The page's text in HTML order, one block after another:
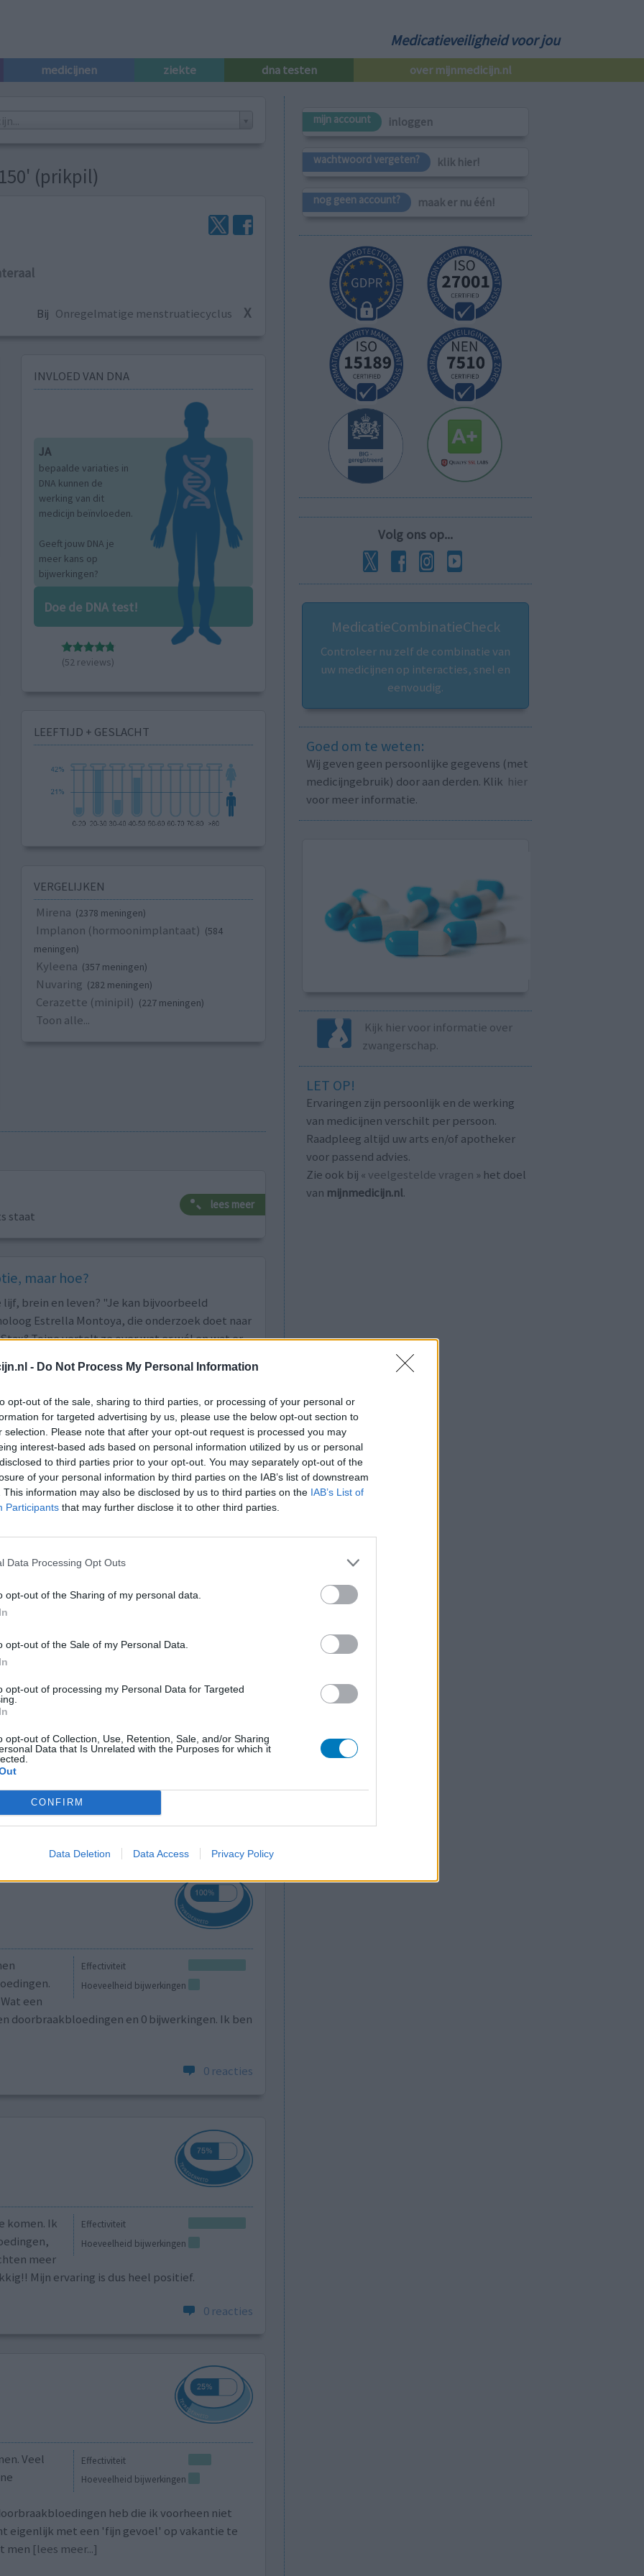
- Do Not Process My Personal Information
opt-out of the sale, sharing to third parties, or processing of your personal or
for targeted advertising by us, please use the below opt-out section to
selection. Please note that after your opt-out request is processed you may
interest-based ads based on personal information utilized by us or personal
to third parties prior to your opt-out. You may separately opt-out of the
of your personal information by third parties on the IAB’s list of downstream
This information may also be disclosed by us to third parties on the IAB’s List of
Participants that may further disclose it to other third parties.
Data Processing Opt Outs
opt-out of the Sharing of my personal data.
opt-out of the Sale of my Personal Data.
opt-out of processing my Personal Data for Targeted
opt-out of Collection, Use, Retention, Sale, and/or Sharing
Data that Is Unrelated with the Purposes for which it
CONFIRM
Data Deletion Data Access Privacy Policy
Medicatieveiligheid voor jou
medicijnen ziekte dna testen over mijnmedicijn.nl
(prikpil)
Bij Onregelmatige menstruatiecyclus X
INVLOED VAN DNA
JA
bepaalde variaties in
DNA kunnen de
werking van dit
medicijn beïnvloeden.
Geeft jouw DNA je
meer kans op
bijwerkingen?
Doe de DNA test!
(52 reviews)
LEEFTIJD + GESLACHT
VERGELIJKEN
Mirena (2378 meningen)
Implanon (hormoonimplantaat) (584
meningen)
Kyleena (357 meningen)
Nuvaring (282 meningen)
Cerazette (minipil) (227 meningen)
Toon alle...
staat
lees meer
maar hoe?
brein en leven? "Je kan bijvoorbeeld
Estrella Montoya, die onderzoek doet naar
vertelt ze over wat er wél en wat er
voorkomen. Maar door elke dag een pil te
schommelen. En dat kan er voor zorgen
wanneer het schommelt".
Naar radiofragment in Stax&Toine
leeftijd algehele tevredenheid
langdurige menstruatie
haaruitval
jong al
Mei de
nu eind
te
[lees
Effectiviteit
Hoeveelheid bijwerkingen
een
doorbraakbloedingen en 0 bijwerkingen. Ik ben
0 reacties
Effectiviteit
Hoeveelheid bijwerkingen
komen. Ik
meer
Mijn ervaring is dus heel positief.
0 reacties
Effectiviteit
Hoeveelheid bijwerkingen
Veel
heb die ik voorheen niet
eigenlijk met een 'fijn gevoel' op vakantie te
men [lees meer...]
mijn account inloggen
wachtwoord vergeten? klik hier!
nog geen account? maak er nu één!
Volg ons op...
MedicatieCombinatieCheck
Controleer nu zelf de combinatie van
uw medicijnen op interacties, snel en
eenvoudig.
Goed om te weten:
Wij geven geen persoonlijke gegevens (met
medicijngebruik) door aan derden. Klik hier
voor meer informatie.
Kijk hier voor informatie over
zwangerschap.
LET OP!
Ervaringen zijn persoonlijk en de werking
van medicijnen verschilt per persoon.
Raadpleeg altijd uw arts en/of apotheker
voor passend advies.
Zie ook bij « veelgestelde vragen » het doel
van mijnmedicijn.nl.